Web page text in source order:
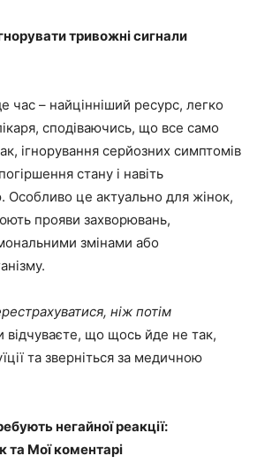
тривожні сигнали
час – найцінніший ресурс, легко
сподіваючись, що все само
ігнорування серйозних симптомів
стану і навіть
Особливо це актуально для жінок,
прояви захворювань,
змінами або
ніж потім
відчуваєте, що щось йде не так,
та зверніться за медичною
негайної реакції:
та Мої коментарі